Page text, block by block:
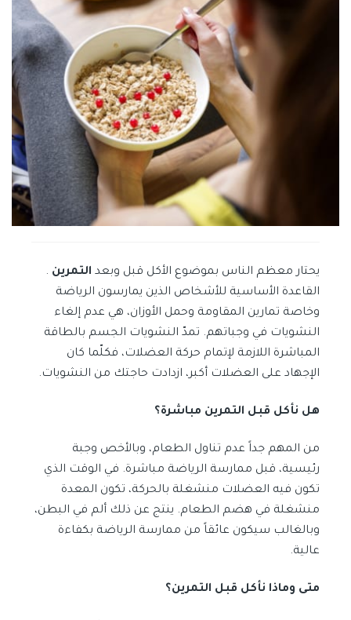
يحتار معظم الناس بموضوع الأكل قبل وبعد التمرين .
القاعدة الأساسية للأشخاص الذين يمارسون الرياضة
وخاصة تمارين المقاومة وحمل الأوزان، هي عدم إلغاء
النشويات في وجباتهم. تمدّ النشويات الجسم بالطاقة
المباشرة اللازمة لإتمام حركة العضلات، فكلّما كان
الإجهاد على العضلات أكبر، ازدادت حاجتك من النشويات.
هل نأكل قبل التمرين مباشرة؟
من المهم جداً عدم تناول الطعام، وبالأخص وجبة
رئيسية، قبل ممارسة الرياضة مباشرة. في الوقت الذي
تكون فيه العضلات منشغلة بالحركة، تكون المعدة
منشغلة في هضم الطعام. ينتج عن ذلك ألم في البطن،
وبالغالب سيكون عائقاً من ممارسة الرياضة بكفاءة
عالية.
متى وماذا نأكل قبل التمرين؟